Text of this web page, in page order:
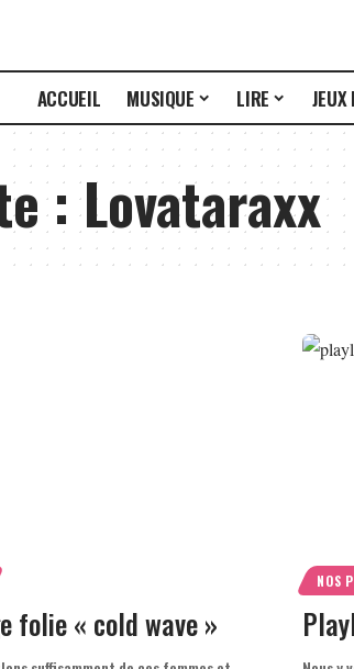
ACCUEIL MUSIQUE LIRE JEUX
:Lovataraxx
folie « cold wave »
NOS